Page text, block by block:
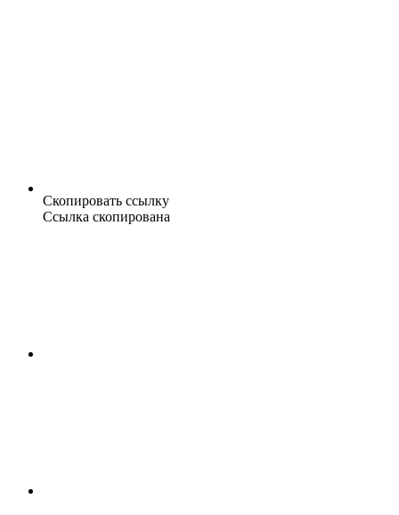
Скопировать ссылку
Ссылка скопирована